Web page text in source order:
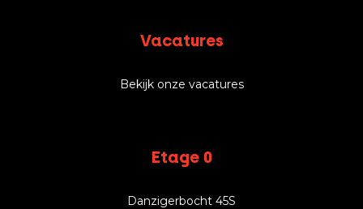
Vacatures
Bekijk onze vacatures
Etage 0
Danzigerbocht 45S